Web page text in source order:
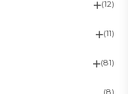
(12)
(11)
(81)
(8)